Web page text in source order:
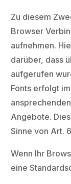
Zu diesem
Browser
aufnehmen.
darüber, dass
aufgerufen
Fonts erfolgt
Angebote.
Sinne von Art.
Wenn Ihr
eine